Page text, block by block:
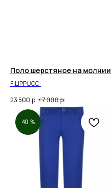
Поло шерстяное на молнии
FILIPPUCCI
23 500 р. 47 000р.
40 %